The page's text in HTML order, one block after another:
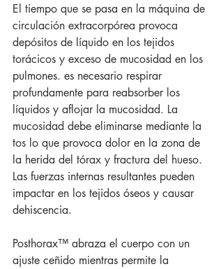
El tiempo que se pasa en la máquina de
circulación extracorpórea provoca
depósitos de líquido en los tejidos
torácicos y exceso de mucosidad en los
pulmones. es necesario respirar
profundamente para reabsorber los
líquidos y aflojar la mucosidad. La
mucosidad debe eliminarse mediante la
tos lo que provoca dolor en la zona de
la herida del tórax y fractura del hueso.
Las fuerzas internas resultantes pueden
impactar en los tejidos óseos y causar
dehiscencia.
Posthorax™ abraza el cuerpo con un
ajuste ceñido mientras permite la